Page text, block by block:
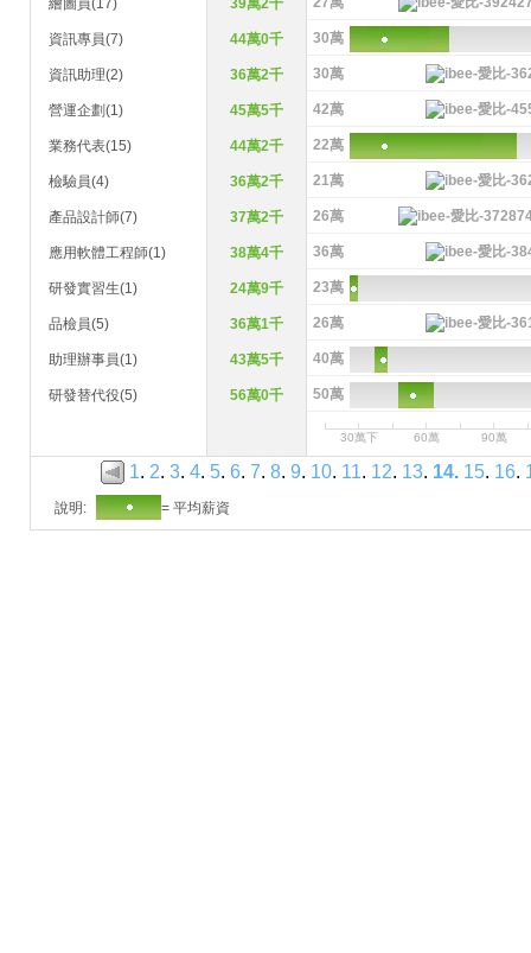
繪圖員(17) 39萬2千
資訊專員(7) 44萬0千 30萬
資訊助理(2) 36萬2千 30萬
營運企劃(1) 45萬5千 42萬
業務代表(15) 44萬2千 22萬
檢驗員(4) 36萬2千 21萬
產品設計師(7) 37萬2千 26萬
應用軟體工程師(1) 38萬4千 36萬
研發實習生(1) 24萬9千 23萬
品檢員(5) 36萬1千 26萬
助理辦事員(1) 43萬5千 40萬
研發替代役(5) 56萬0千 50萬
30萬下 60萬 90萬
1. 2. 3. 4. 5. 6. 7. 8. 9. 10. 11. 12. 13. 14. 15. 16.
說明: = 平均薪資